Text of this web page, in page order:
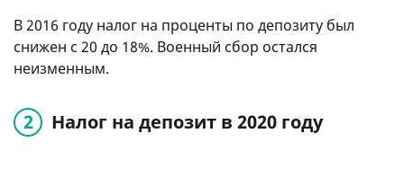
В 2016 году налог на проценты по депозиту был
снижен с 20 до 18%. Военный сбор остался
неизменным.
Налог на депозит в 2020 году